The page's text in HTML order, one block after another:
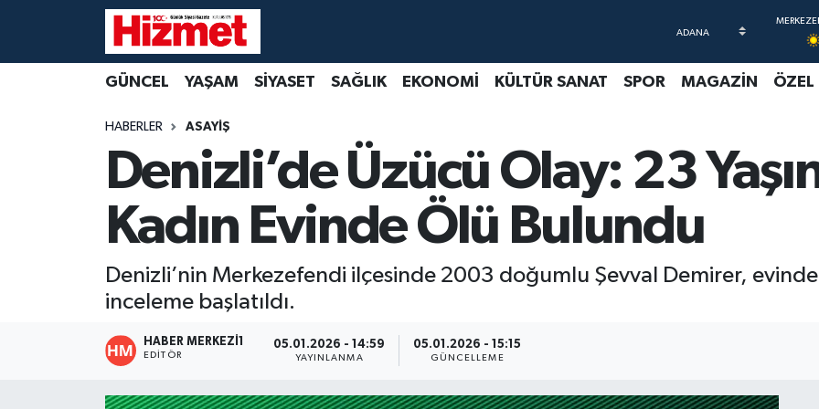
GÜNCEL YAŞAM SİYASET SAĞLIK EKONOMİ KÜLTÜR SANAT SPOR MAGAZİN ÖZEL
HABERLER ASAYİŞ
Denizli’de Üzücü Olay: 23
Kadın Evinde Ölü Bulundu
Denizli’nin Merkezefendi ilçesinde 2003 doğumlu Şevval Demirer,
inceleme başlatıldı.
HABER MERKEZI1
EDITÖR
05.01.2026 - 14:59
YAYINLANMA
05.01.2026 - 15:15
GÜNCELLEME
KÜLTÜR SANAT
MAGAZİN
Denizli Nöbetçi Eczaneler
Denizli Trafik Yoğunluk Haritası
Süper Lig Puan Durumu ve Fikstür
Son Dakika Haberleri
Haber Arşivi